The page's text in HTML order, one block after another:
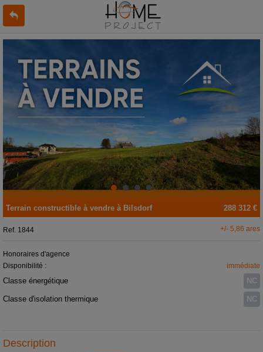
288 312 €
Terrain constructible à vendre à Bilsdorf
Ref. 1844 +/- 5,86 ares
Honoraires d'agence
Disponibilité :
immédiate
Classe énergétique NC
Classe d'isolation thermique NC
Description